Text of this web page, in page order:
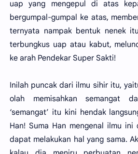
uap yang mengepul di atas
bergumpal-gumpal ke atas,
ternyata nampak bentuk nenek
terbungkus uap atau kabut,
ke arah Pendekar Super Sakti!
Inilah puncak dari ilmu sihir itu,
olah memisahkan semangat
‘semangat’ itu kini hendak
Han! Suma Han mengenal ilmu
dapat melakukan hal yang sama.